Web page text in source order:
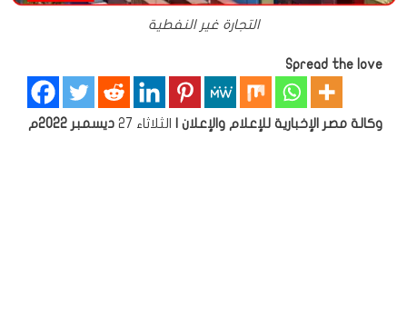
التجارة غير النفطية
Spread the love
وكالة مصر الإخبارية للإعلام والإعلان| الثلاثاء 27 ديسمبر 2022م